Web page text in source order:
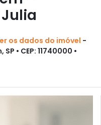
os dados do imóvel -
• CEP: 11740000 •